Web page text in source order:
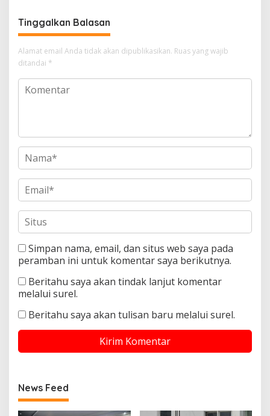
Tinggalkan Balasan
Alamat email Anda tidak akan dipublikasikan. Ruas yang wajib
ditandai *
Simpan nama, email, dan situs web saya pada
peramban ini untuk komentar saya berikutnya.
Beritahu saya akan tindak lanjut komentar
melalui surel.
Beritahu saya akan tulisan baru melalui surel.
News Feed